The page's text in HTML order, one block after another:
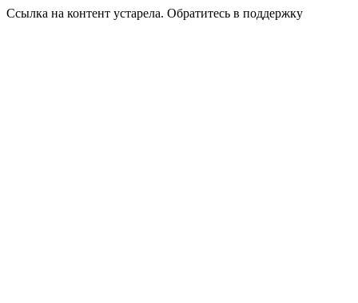
Ссылка на контент устарела. Обратитесь в поддержку